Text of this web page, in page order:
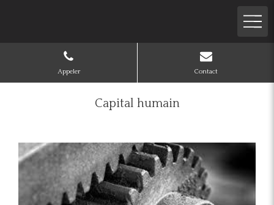
Appeler Contact
Capital humain